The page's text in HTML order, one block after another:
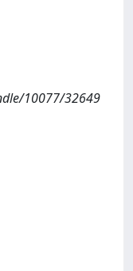
10077/32649